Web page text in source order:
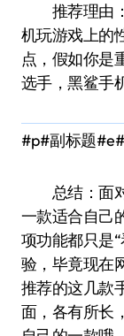
推荐理由：
机玩游戏上的
点，假如你是
选手，黑鲨手
#p#副标题#e#
总结：面对
一款适合自己
项功能都只是
验，毕竟现在
推荐的这几款
面，各有所长